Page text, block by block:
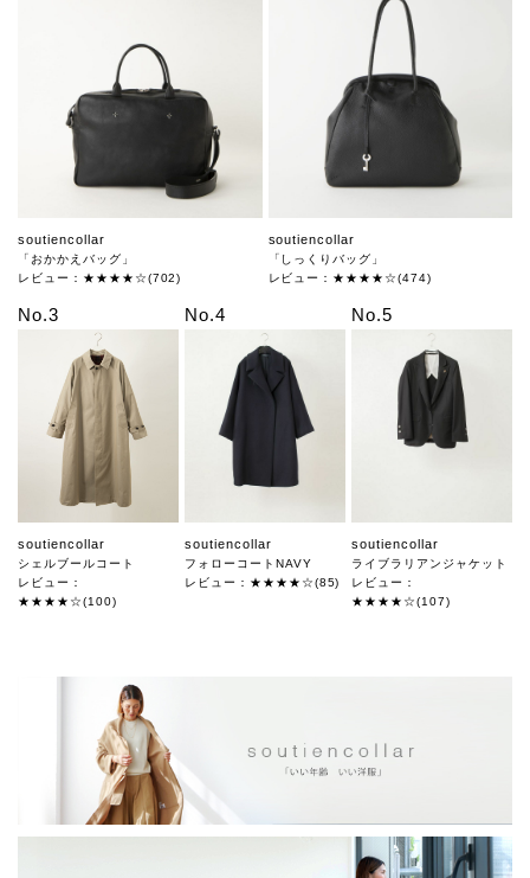
soutiencollar
「おかかえバッグ」
レビュー：★★★★☆(702)
soutiencollar
「しっくりバッグ」
レビュー：★★★★☆(474)
No.3
soutiencollar
シェルブールコート
レビュー：
★★★★☆(100)
No.4
soutiencollar
フォローコートNAVY
レビュー：★★★★☆(85)
No.5
soutiencollar
ライブラリアンジャケット
レビュー：
★★★★☆(107)